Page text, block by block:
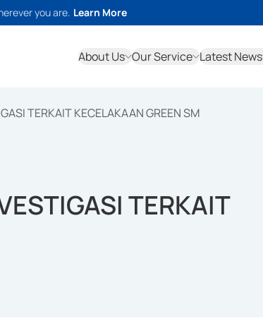
you are. Learn More
About Us Our Service Latest News
TERKAIT KECELAKAAN GREEN SM
TERKAIT